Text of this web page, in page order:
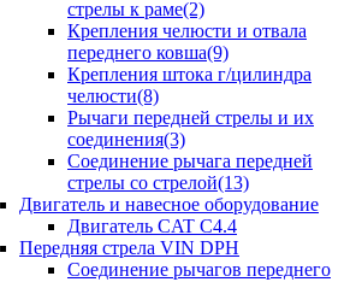
стрелы к раме(2)
Крепления челюсти и отвала
переднего ковша(9)
Крепления штока г/цилиндра
челюсти(8)
Рычаги передней стрелы и их
соединения(3)
Соединение рычага передней
стрелы со стрелой(13)
Двигатель и навесное оборудование
Двигатель CAT C4.4
Передняя стрела VIN DPH
Cоединение рычагов переднего